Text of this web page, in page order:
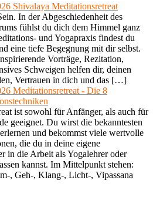
Shivalaya Meditationsretreat
In der Abgeschiedenheit des
fühlst du dich dem Himmel ganz
und Yogapraxis findest du
eine tiefe Begegnung mit dir selbst.
Vorträge, Rezitation,
Schweigen helfen dir, deinen
Vertrauen in dich und das […]
Meditationsretreat - Die 8
ist sowohl für Anfänger, als auch für
geeignet. Du wirst die bekanntesten
und bekommst viele wertvolle
die du in deine eigene
in die Arbeit als Yogalehrer oder
kannst. Im Mittelpunkt stehen:
, Geh-, Klang-, Licht-, Vipassana